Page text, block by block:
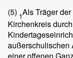
(5) 1Als Träger
Kirchenkreis
außerschulischen